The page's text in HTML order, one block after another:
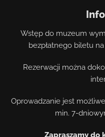
Wstęp do muzeum
bezpłatnego biletu
Rezerwacji można
Oprowadzanie jest
min. 7-
Zapraszamy do